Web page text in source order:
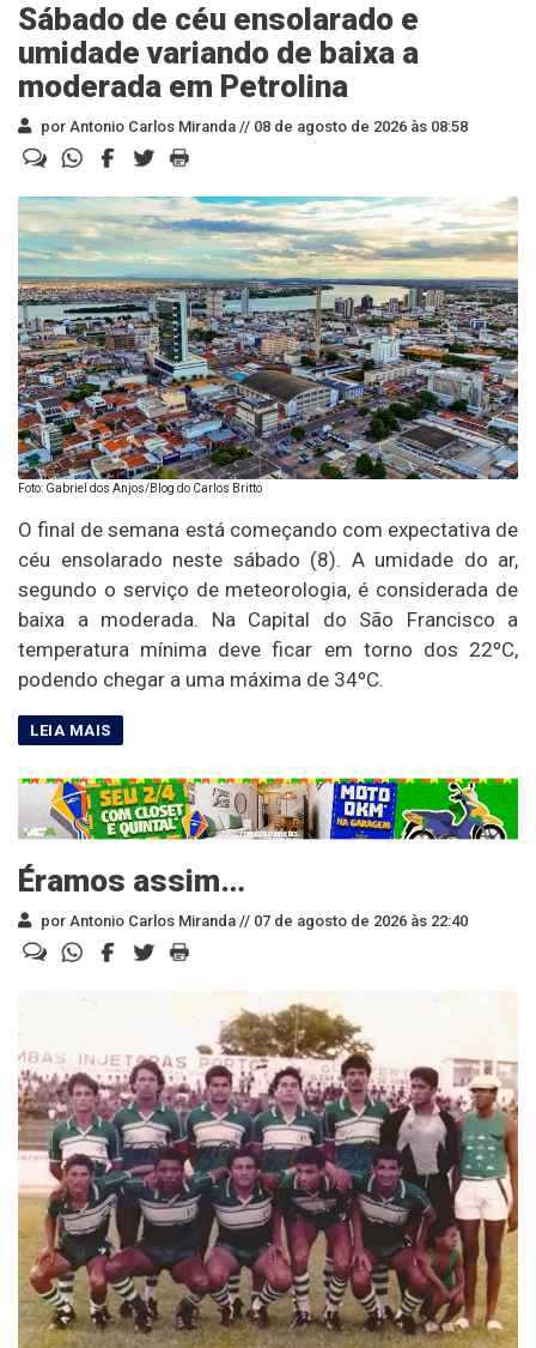
Sábado de céu ensolarado e
umidade variando de baixa a
moderada em Petrolina
por Antonio Carlos Miranda // 08 de agosto de 2026 às 08:58
Foto: Gabriel dos Anjos/Blog do Carlos Britto
O final de semana está começando com expectativa de
céu ensolarado neste sábado (8). A umidade do ar,
segundo o serviço de meteorologia, é considerada de
baixa a moderada. Na Capital do São Francisco a
temperatura mínima deve ficar em torno dos 22ºC,
podendo chegar a uma máxima de 34ºC.
Éramos assim…
por Antonio Carlos Miranda // 07 de agosto de 2026 às 22:40